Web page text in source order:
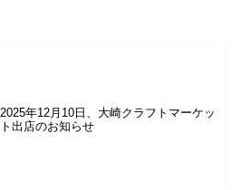
2025年12月10日、大崎クラフトマーケッ
ト出店のお知らせ